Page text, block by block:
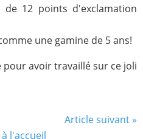
12 points d'exclamation
une gamine de 5 ans!
avoir travaillé sur ce joli
Article suivant »
l'accueil